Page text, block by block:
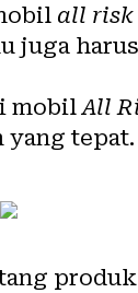
all risk
juga
mobilAll
yang tepat.